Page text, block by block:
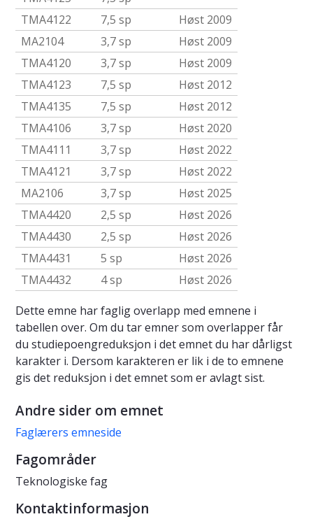
TMA4122
7,5 sp
Høst 2009
MA2104
3,7 sp
Høst 2009
TMA4120
3,7 sp
Høst 2009
TMA4123
7,5 sp
Høst 2012
TMA4135
7,5 sp
Høst 2012
TMA4106
3,7 sp
Høst 2020
TMA4111
3,7 sp
Høst 2022
TMA4121
3,7 sp
Høst 2022
MA2106
3,7 sp
Høst 2025
TMA4420
2,5 sp
Høst 2026
TMA4430
2,5 sp
Høst 2026
TMA4431
5 sp
Høst 2026
TMA4432
4 sp
Høst 2026
Dette emne har faglig overlapp med emnene i
tabellen over. Om du tar emner som overlapper får
du studiepoengreduksjon i det emnet du har dårligst
karakter i. Dersom karakteren er lik i de to emnene
gis det reduksjon i det emnet som er avlagt sist.
Andre sider om emnet
Faglærers emneside
Fagområder
Teknologiske fag
Kontaktinformasjon